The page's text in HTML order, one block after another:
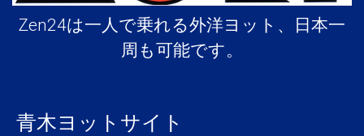
Zen24は一人で乗れる外洋ヨット、日本一
周も可能です。
青木ヨットサイト